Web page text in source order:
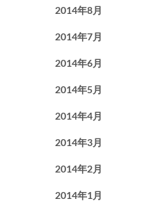
2014年8月
2014年7月
2014年6月
2014年5月
2014年4月
2014年3月
2014年2月
2014年1月